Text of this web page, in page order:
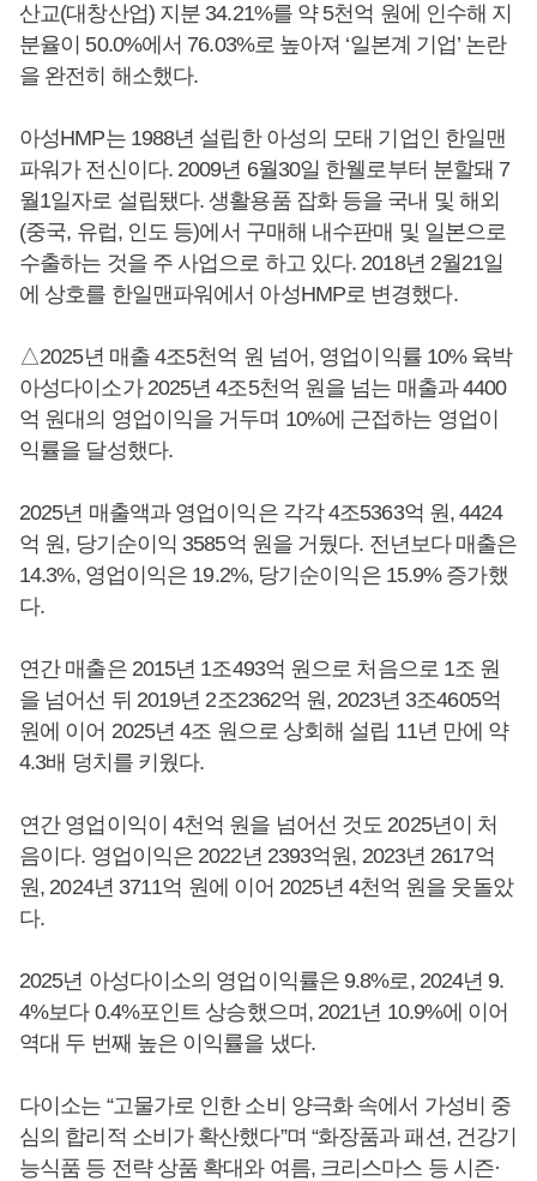
산교(대창산업) 지분 34.21%를 약 5천억 원에 인수해 지
분율이 50.0%에서 76.03%로 높아져 ‘일본계 기업’ 논란
을 완전히 해소했다.
아성HMP는 1988년 설립한 아성의 모태 기업인 한일맨
파워가 전신이다. 2009년 6월30일 한웰로부터 분할돼 7
월1일자로 설립됐다. 생활용품 잡화 등을 국내 및 해외
(중국, 유럽, 인도 등)에서 구매해 내수판매 및 일본으로
수출하는 것을 주 사업으로 하고 있다. 2018년 2월21일
에 상호를 한일맨파워에서 아성HMP로 변경했다.
△2025년 매출 4조5천억 원 넘어, 영업이익률 10% 육박
아성다이소가 2025년 4조5천억 원을 넘는 매출과 4400
억 원대의 영업이익을 거두며 10%에 근접하는 영업이
익률을 달성했다.
2025년 매출액과 영업이익은 각각 4조5363억 원, 4424
억 원, 당기순이익 3585억 원을 거뒀다. 전년보다 매출은
14.3%, 영업이익은 19.2%, 당기순이익은 15.9% 증가했
다.
연간 매출은 2015년 1조493억 원으로 처음으로 1조 원
을 넘어선 뒤 2019년 2조2362억 원, 2023년 3조4605억
원에 이어 2025년 4조 원으로 상회해 설립 11년 만에 약
4.3배 덩치를 키웠다.
연간 영업이익이 4천억 원을 넘어선 것도 2025년이 처
음이다. 영업이익은 2022년 2393억원, 2023년 2617억
원, 2024년 3711억 원에 이어 2025년 4천억 원을 웃돌았
다.
2025년 아성다이소의 영업이익률은 9.8%로, 2024년 9.
4%보다 0.4%포인트 상승했으며, 2021년 10.9%에 이어
역대 두 번째 높은 이익률을 냈다.
다이소는 “고물가로 인한 소비 양극화 속에서 가성비 중
심의 합리적 소비가 확산했다”며 “화장품과 패션, 건강기
능식품 등 전략 상품 확대와 여름, 크리스마스 등 시즌·